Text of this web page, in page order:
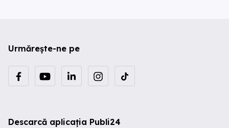
Urmărește-ne pe
Descarcă aplicația Publi24